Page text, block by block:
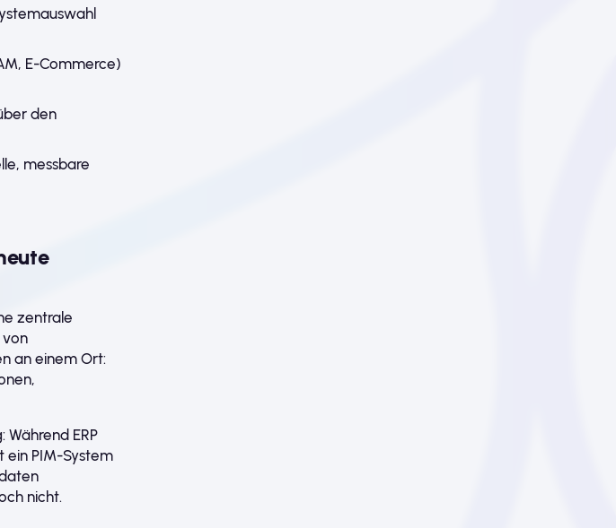
E-Commerce)
den
messbare
zentrale
von
an einem Ort:
ERP
ein PIM-System
nicht.